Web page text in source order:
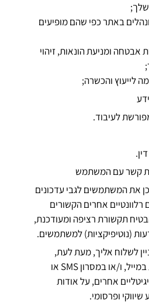
שלך;
באתר כפי שהם מופיעים
ומניעת הונאות, זיהוי
לייעוץ והכשרה;
לעיבוד.
קשר עם המשתמש
את המשתמשים לגבי עדכונים
רלוונטיים אחרים הקשורים
תקשורת רציפה ומעודכנת,
(נוטיפיקציות) למשתמשים.
לשלוח אליך, מעת לעת,
ניוזלטרים או הודעות אחרות במייל, ו/או במסרון SMS או
אחרים, על אודות
ופרסומי.